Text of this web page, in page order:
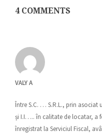
4 COMMENTS
VALY A
Între S.C. … S.R.L., prin
și I.I….. în calitate de locatar, a
înregistrat la Serviciul Fiscal,